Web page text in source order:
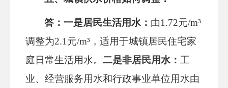
答：一是居民生活用水 ： 由1.72元/m³
调整为2.1元/m³，适用于城镇居民住宅家
庭日常生活用水。 二是非居民用水 ： 工
业、经营服务用水和行政事业单位用水由